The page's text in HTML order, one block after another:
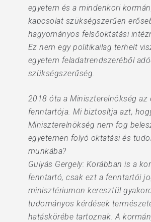
egyetem és a mindenkori
kapcsolat szükségszerűen
hagyományos felsőoktatási
Ez nem egy politikailag terhelt
egyetem feladatrendszeréből
szükségszerűség.
2018 óta a Miniszterelnökség az
fenntartója. Mi biztosítja azt,
Miniszterelnökség nem fog
egyetemen folyó oktatási és
munkába?
Gulyás Gergely: Korábban is a
fenntartó, csak ezt a fenntartói
minisztériumon keresztül
tudományos kérdések
hatáskörébe tartoznak. A